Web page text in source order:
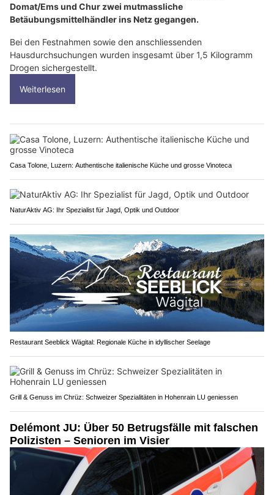
Domat/Ems und Chur zwei mutmassliche
Betäubungsmittelhändler ins Netz gegangen.
Bei den Festnahmen sowie den anschliessenden
Hausdurchsuchungen wurden insgesamt über 1,5 Kilogramm
Drogen sichergestellt.
Weiterlesen
Casa Tolone, Luzern: Authentische italienische Küche und grosse Vinoteca
NaturAktiv AG: Ihr Spezialist für Jagd, Optik und Outdoor
Restaurant Seeblick Wägital: Regionale Küche in idyllischer Seelage
Grill & Genuss im Chrüz: Schweizer Spezialitäten in Hohenrain LU geniessen
Delémont JU: Über 50 Betrugsfälle mit falschen
Polizisten – Senioren im Visier